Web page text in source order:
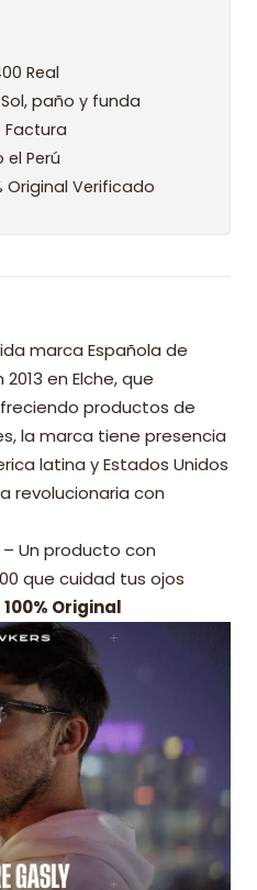
Real
paño y funda
Factura
Perú
Original Verificado
marca Española de
en Elche, que
productos de
la marca tiene presencia
latina y Estados Unidos
revolucionaria con
Un producto con
que cuidad tus ojos
Original